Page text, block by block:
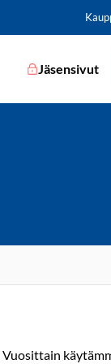
Jäsensivut
Vuosittain